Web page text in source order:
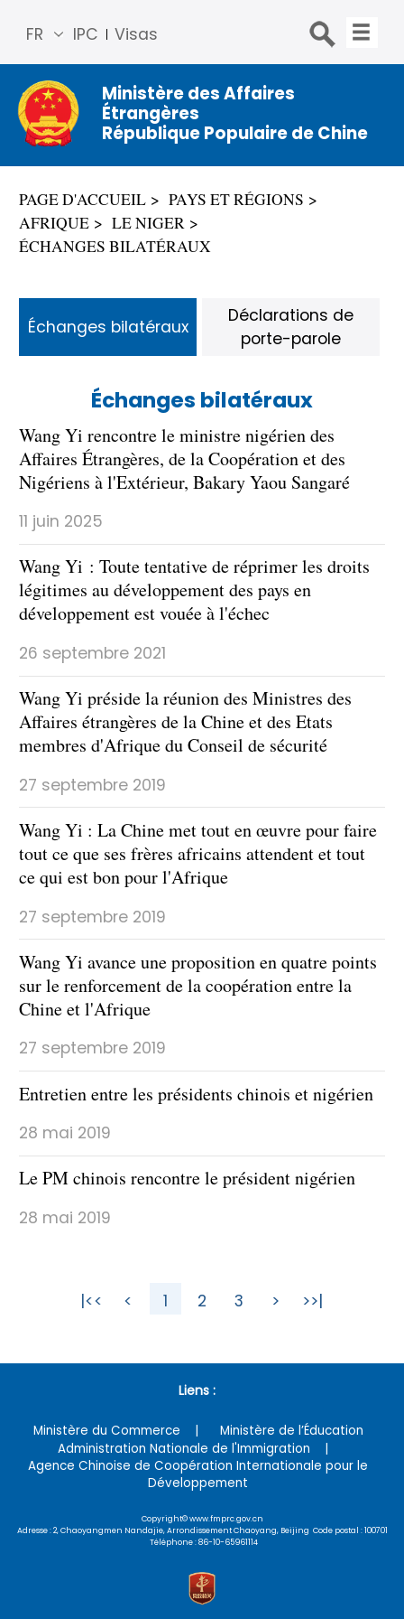
IPC Visas
FR
简体
中文
Engli
sh
Русс
Espa
ñol
Ministère des Affaires
Étrangères
République Populaire de Chine
PAGE D'ACCUEIL
PAYS ET RÉGIONS
AFRIQUE
LE NIGER
ÉCHANGES BILATÉRAUX
Échanges bilatéraux
Wang Yi rencontre le ministre nigérien des
Affaires Étrangères, de la Coopération et des
Nigériens à l'Extérieur, Bakary Yaou Sangaré
11 juin 2025
Wang Yi : Toute tentative de réprimer les droits
légitimes au développement des pays en
développement est vouée à l'échec
26 septembre 2021
Wang Yi préside la réunion des Ministres des
Affaires étrangères de la Chine et des Etats
membres d'Afrique du Conseil de sécurité
27 septembre 2019
Wang Yi : La Chine met tout en œuvre pour faire
tout ce que ses frères africains attendent et tout
ce qui est bon pour l'Afrique
27 septembre 2019
Wang Yi avance une proposition en quatre points
sur le renforcement de la coopération entre la
Chine et l'Afrique
27 septembre 2019
Entretien entre les présidents chinois et nigérien
28 mai 2019
Le PM chinois rencontre le président nigérien
28 mai 2019
Échanges bilatéraux
Déclarations de
porte-parole
|<< < 1 2 3 > >>|
Liens :
Ministère du Commerce
Ministère de l’Éducation
Administration Nationale de l'Immigration
Agence Chinoise de Coopération Internationale pour le
Développement
Copyright© www.fmprc.gov.cn
Adresse : 2, Chaoyangmen Nandajie, Arrondissement Chaoyang, Beijing Code postal : 100701
Téléphone : 86-10-65961114